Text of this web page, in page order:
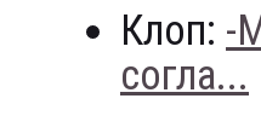
Клоп: -
согла...